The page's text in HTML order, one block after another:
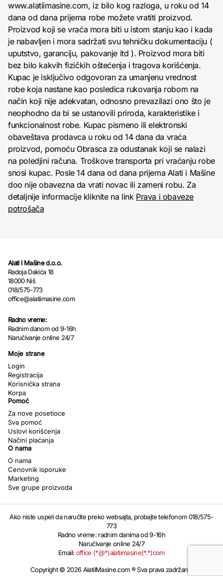
www.alatiimasine.com, iz bilo kog razloga, u roku od 14
dana od dana prijema robe možete vratiti proizvod.
Proizvod koji se vraća mora biti u istom stanju kao i kada
je nabavljen i mora sadržati svu tehničku dokumentaciju (
uputstvo, garanciju, pakovanje itd ). Proizvod mora biti
bez bilo kakvih fizičkih oštećenja i tragova korišćenja.
Kupac je isključivo odgovoran za umanjenu vrednost
robe koja nastane kao posledica rukovanja robom na
način koji nije adekvatan, odnosno prevazilazi ono što je
neophodno da bi se ustanovili priroda, karakteristike i
funkcionalnost robe. Kupac pismeno ili elektronski
obaveštava prodavca u roku od 14 dana da vraća
proizvod, pomoću Obrasca za odustanak koji se nalazi
na poledjini računa. Troškove transporta pri vraćanju robe
snosi kupac. Posle 14 dana od dana prijema Alati i Mašine
doo nije obavezna da vrati novac ili zameni robu. Za
detaljnije informacije kliknite na link Prava i obaveze
potrošača
Alati I Mašine d.o.o.
Radoja Dakića 18
18000 Niš
018/575-773
office@alatiimasine.com
Radno vreme:
Radnim danom od 9-16h
Naručivanje online 24/7
Moje strane
Login
Registracija
Korisnička strana
Korpa
Pomoć
Za nove posetioce
Sva pomoć
Uslovi korišćenja
Načini plaćanja
O nama
O nama
Cenovnik isporuke
Marketing
Sve grupe proizvoda
Ako niste uspeli da naručite preko websajta, probajte telefonom 018/575-
773
Radno vreme: radnim danima od 9-16h
Naručivanje online 24/7
Email: office (*@*)alatiimasine(*.*)com
Copyright © 2026 AlatiIMasine.com ® Sva prava zadržana.